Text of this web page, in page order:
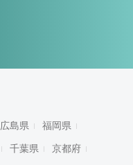
広島県 福岡県
千葉県 京都府